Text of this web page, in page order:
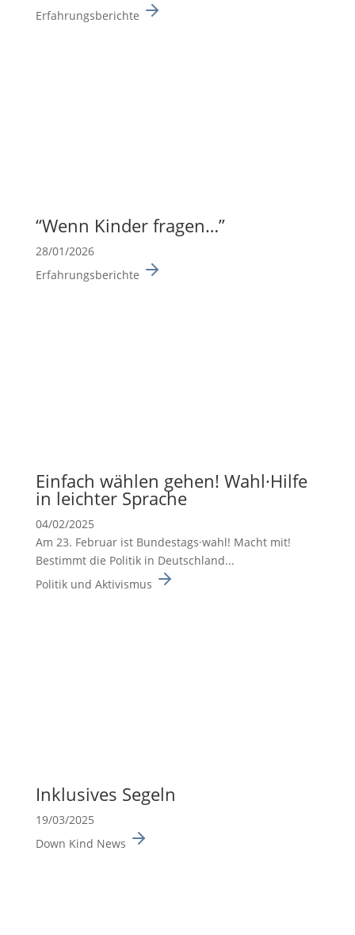
Erfahrungsberichte
“Wenn Kinder fragen…”
28/01/2026
Erfahrungsberichte
Einfach wählen gehen! Wahl·Hilfe
in leichter Sprache
04/02/2025
Am 23. Februar ist Bundes­tags·wahl! Macht mit!
Bestimmt die Politik in Deutsch­land...
Politik und Aktivismus
Inklu­sives Segeln
19/03/2025
Down Kind News